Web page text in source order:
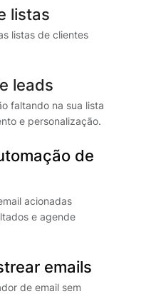
listas
listas de clientes
leads
faltando na sua lista
e personalização.
de
acionadas
e agende
emails
de email sem